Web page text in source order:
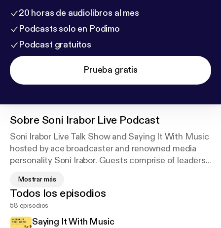
20 horas de audiolibros al mes
Podcasts solo en Podimo
Podcast gratuitos
Prueba gratis
Sobre Soni Irabor Live Podcast
Soni Irabor Live Talk Show and Saying It With Music
hosted by ace broadcaster and renowned media
personality Soni Irabor. Guests comprise of leaders
opinions on issues bordering on politics, economics,
education, entertainment, society, science and
technology and other spheres of influence in
Nigeria, Africa and beyond.
Mostrar más
Todos los episodios
58 episodios
Saying It With Music